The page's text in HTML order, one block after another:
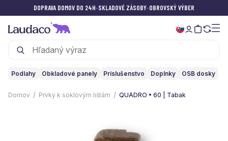
DOPRAVA DOMOV DO 24H•SKLADOVÉ ZÁSOBY•OBROVSKÝ VÝBER
Podlahy Obkladové panely Príslušenstvo Doplnky OSB dosky
Domov Prvky k soklovým lištám QUADRO • 60 | Tabak